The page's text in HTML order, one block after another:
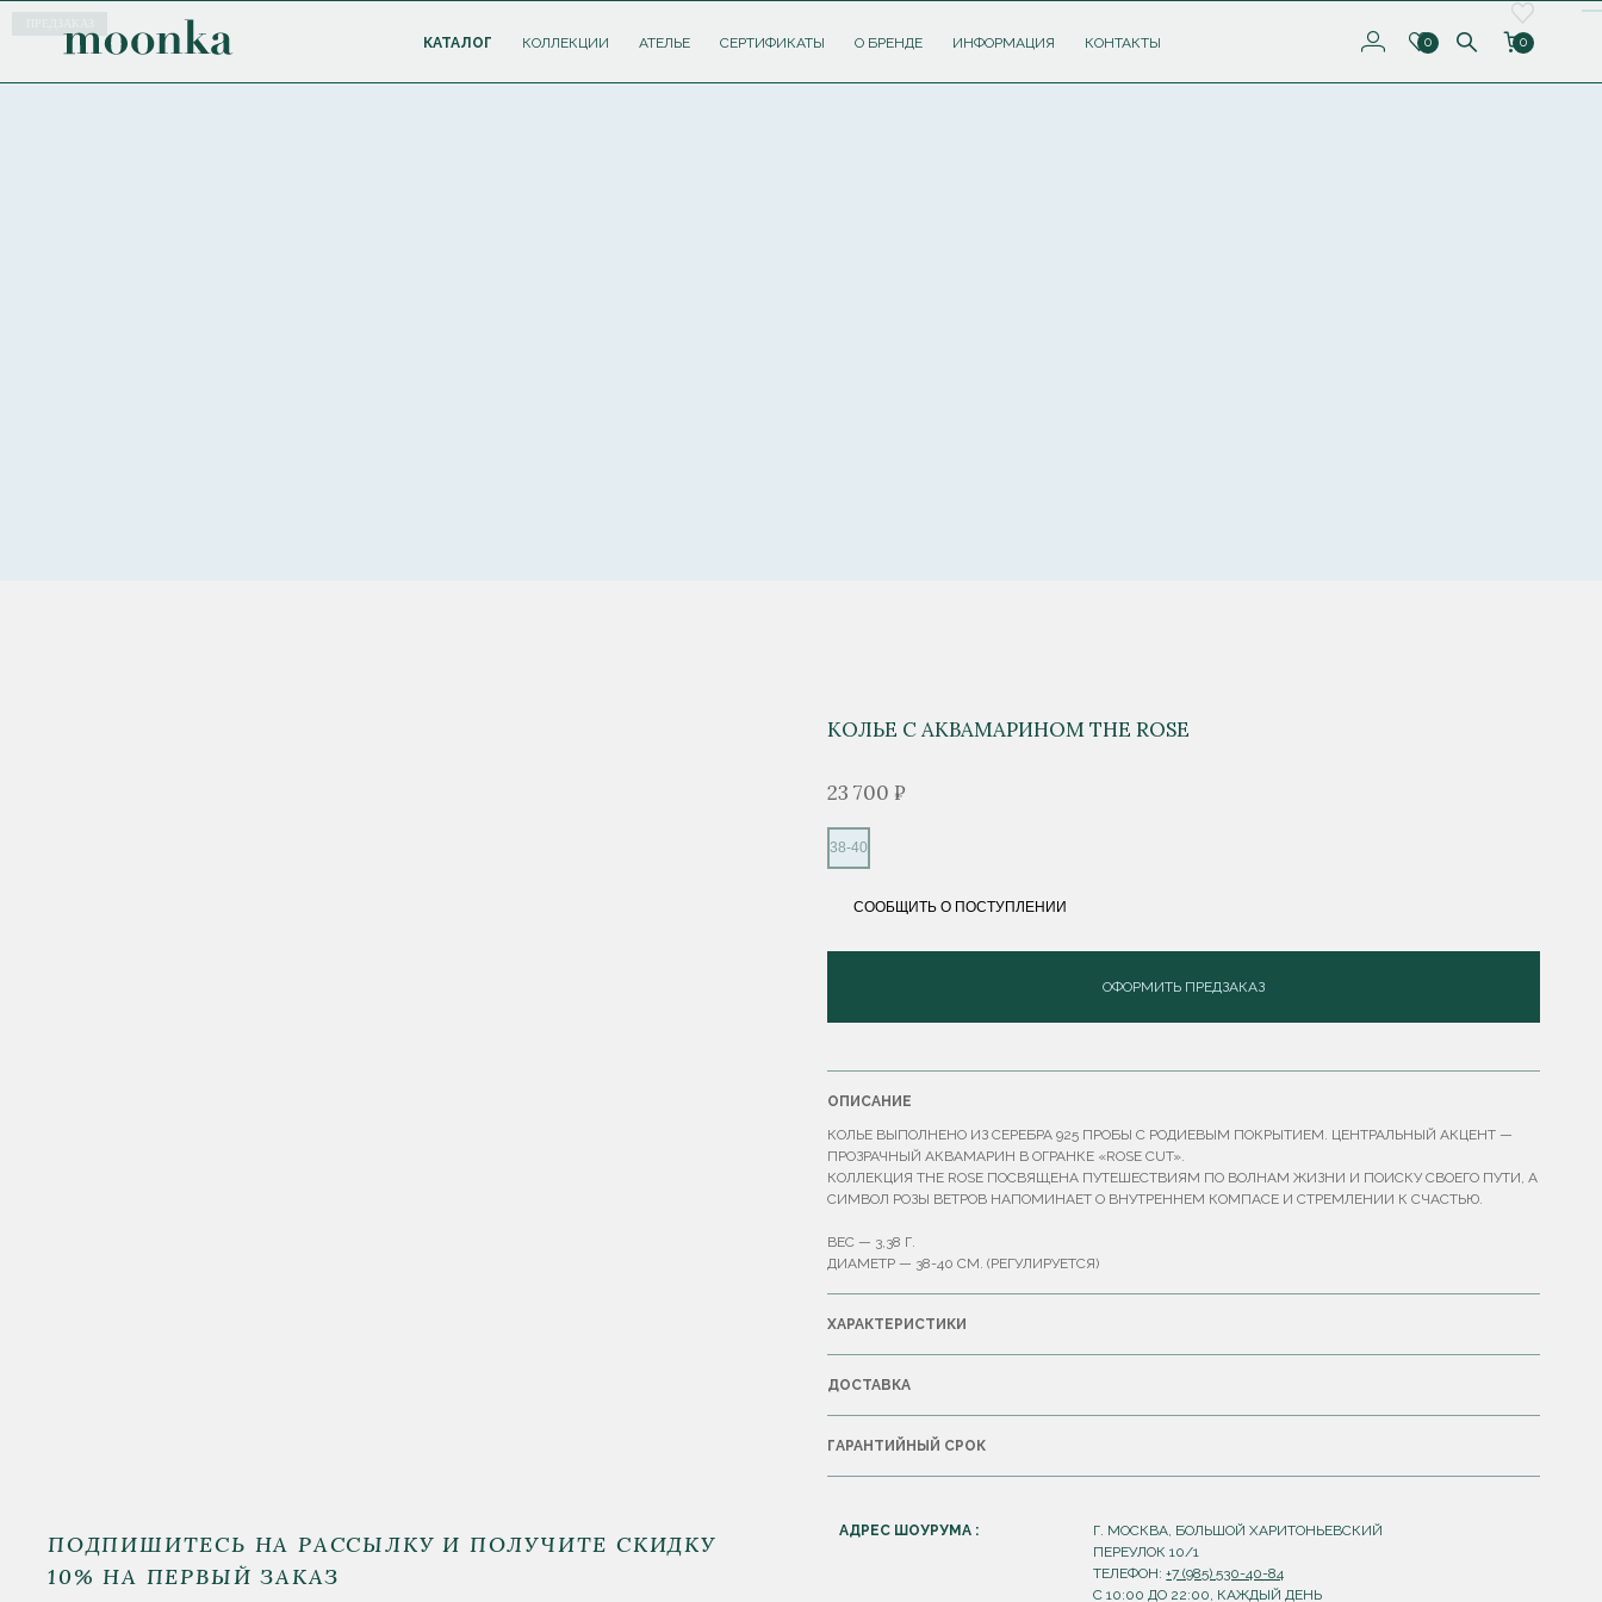
КАТАЛОГ КОЛЛЕКЦИИ АТЕЛЬЕ СЕРТИФИКАТЫ О БРЕНДЕ ИНФОРМАЦИЯ КОНТАКТЫ 0 0
КОЛЬЕ С АКВАМАРИНОМ THE ROSE
23 700 ₽
38-40
СООБЩИТЬ О ПОСТУПЛЕНИИ
ОФОРМИТЬ ПРЕДЗАКАЗ
ОПИСАНИЕ
КОЛЬЕ ВЫПОЛНЕНО ИЗ СЕРЕБРА 925 ПРОБЫ С РОДИЕВЫМ ПОКРЫТИЕМ. ЦЕНТРАЛЬНЫЙ АКЦЕНТ —
ПРОЗРАЧНЫЙ АКВАМАРИН В ОГРАНКЕ «ROSE CUT».
КОЛЛЕКЦИЯ THE ROSE ПОСВЯЩЕНА ПУТЕШЕСТВИЯМ ПО ВОЛНАМ ЖИЗНИ И ПОИСКУ СВОЕГО ПУТИ, А
СИМВОЛ РОЗЫ ВЕТРОВ НАПОМИНАЕТ О ВНУТРЕННЕМ КОМПАСЕ И СТРЕМЛЕНИИ К СЧАСТЬЮ.
ВЕС — 3,38 Г.
ДИАМЕТР — 38-40 СМ. (РЕГУЛИРУЕТСЯ)
ХАРАКТЕРИСТИКИ
ДОСТАВКА
ГАРАНТИЙНЫЙ СРОК
ПОДПИШИТЕСЬ НА РАССЫЛКУ И ПОЛУЧИТЕ СКИДКУ
10% НА ПЕРВЫЙ ЗАКАЗ
АДРЕС ШОУРУМА :
Г. МОСКВА, БОЛЬШОЙ ХАРИТОНЬЕВСКИЙ
ПЕРЕУЛОК 10/1
ТЕЛЕФОН:+7 (985) 530-40-84
С 10:00 ДО 22:00, КАЖДЫЙ ДЕНЬ